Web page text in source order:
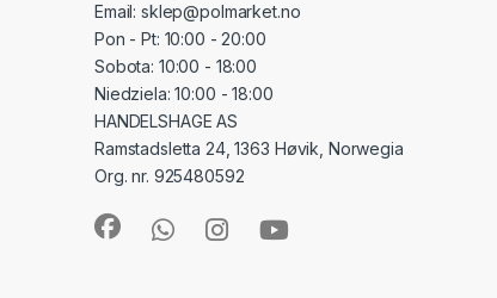
Email: sklep@polmarket.no
Pon - Pt: 10:00 - 20:00
Sobota: 10:00 - 18:00
Niedziela: 10:00 - 18:00
HANDELSHAGE AS
Ramstadsletta 24, 1363 Høvik, Norwegia
Org. nr. 925480592